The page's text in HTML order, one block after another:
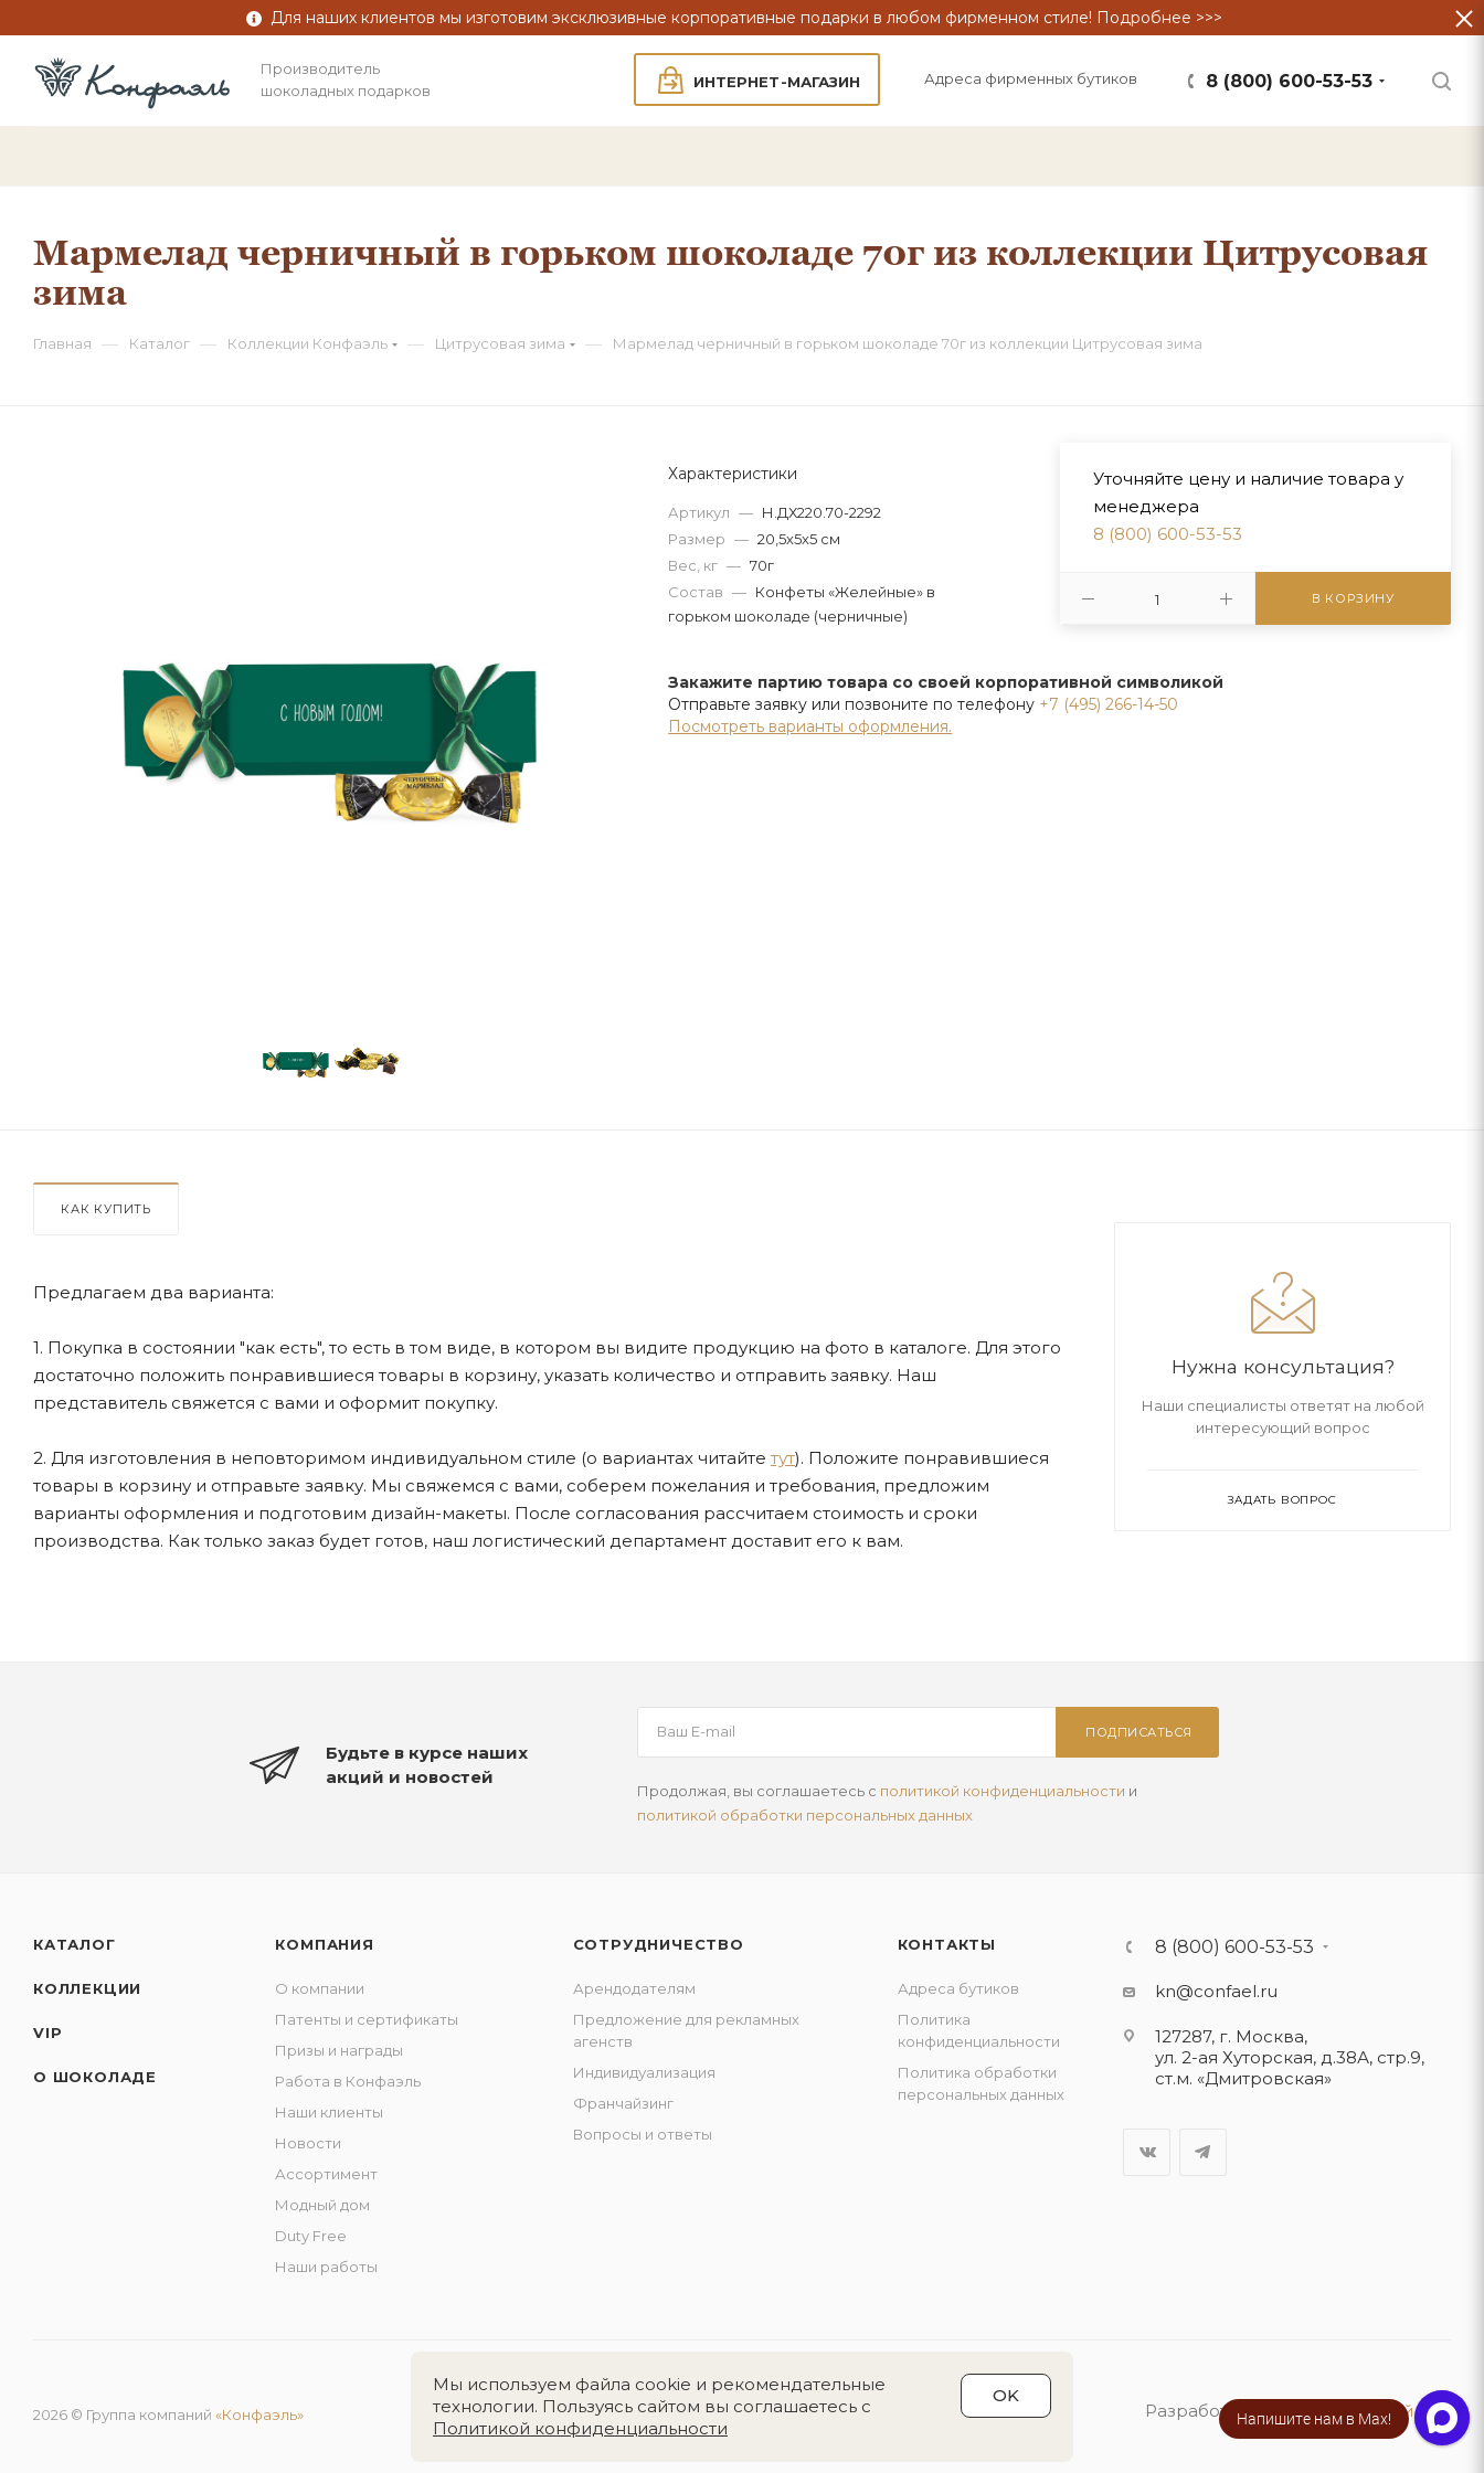
Для наших клиентов мы изготовим эксклюзивные корпоративные подарки в любом фирменном стиле! Подробнее >>>
Производитель
шоколадных подарков
8 (800) 600-53-53
ИНТЕРНЕТ-МАГАЗИН Адреса фирменных бутиков
Мармелад черничный в горьком шоколаде 70г из коллекции Цитрусовая
зима
Главная — Каталог — Коллекции Конфаэль — Цитрусовая зима — Мармелад черничный в горьком шоколаде 70г из коллекции Цитрусовая зима
Характеристики
Артикул — Н.ДХ220.70-2292
Размер — 20,5х5х5 см
Вес, кг — 70г
Состав — Конфеты «Желейные» в
горьком шоколаде (черничные)
Уточняйте цену и наличие товара у
менеджера
8 (800) 600-53-53
В КОРЗИНУ
Закажите партию товара со своей корпоративной символикой
Отправьте заявку или позвоните по телефону +7 (495) 266-14-50
Посмотреть варианты оформления.
КАК КУПИТЬ
Предлагаем два варианта:
1. Покупка в состоянии "как есть", то есть в том виде, в котором вы видите продукцию на фото в каталоге. Для этого
достаточно положить понравившиеся товары в корзину, указать количество и отправить заявку. Наш
представитель свяжется с вами и оформит покупку.
2. Для изготовления в неповторимом индивидуальном стиле (о вариантах читайте тут). Положите понравившиеся
товары в корзину и отправьте заявку. Мы свяжемся с вами, соберем пожелания и требования, предложим
варианты оформления и подготовим дизайн-макеты. После согласования рассчитаем стоимость и сроки
производства. Как только заказ будет готов, наш логистический департамент доставит его к вам.
Нужна консультация?
Наши специалисты ответят на любой
интересующий вопрос
ЗАДАТЬ ВОПРОС
Будьте в курсе наших
акций и новостей
ПОДПИСАТЬСЯ
Продолжая, вы соглашаетесь с политикой конфиденциальности и
политикой обработки персональных данных
КАТАЛОГ
КОЛЛЕКЦИИ
VIP
О ШОКОЛАДЕ
КОМПАНИЯ
О компании
Патенты и сертификаты
Призы и награды
Работа в Конфаэль
Наши клиенты
Новости
Ассортимент
Модный дом
Duty Free
Наши работы
СОТРУДНИЧЕСТВО
Арендодателям
Предложение для рекламных
агенств
Индивидуализация
Франчайзинг
Вопросы и ответы
КОНТАКТЫ
Адреса бутиков
Политика
конфиденциальности
Политика обработки
персональных данных
8 (800) 600-53-53
kn@confael.ru
127287, г. Москва,
ул. 2-ая Хуторская, д.38А, стр.9,
ст.м. «Дмитровская»
Разработка сайта:«Четвёртый Рим»
2026 © Группа компаний «Конфаэль»
Мы используем файла cookie и рекомендательные
технологии. Пользуясь сайтом вы соглашаетесь с
Политикой конфиденциальности
OK
Напишите нам в Max!